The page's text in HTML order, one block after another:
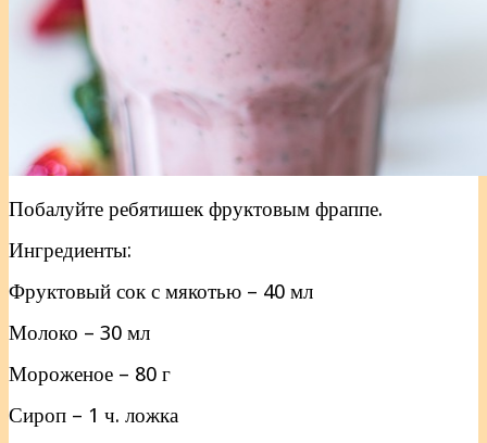
Побалуйте ребятишек фруктовым фраппе.
Ингредиенты:
Фруктовый сок с мякотью – 40 мл
Молоко – 30 мл
Мороженое – 80 г
Сироп – 1 ч. ложка